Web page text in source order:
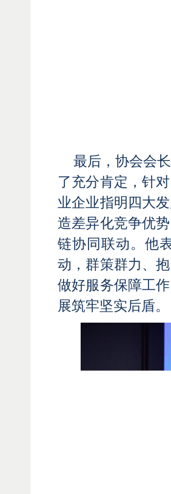
最后，协会会
了充分肯定，针
业企业指明四大
造差异化竞争优
链协同联动。他
动，群策群力、
做好服务保障工
展筑牢坚实后盾。